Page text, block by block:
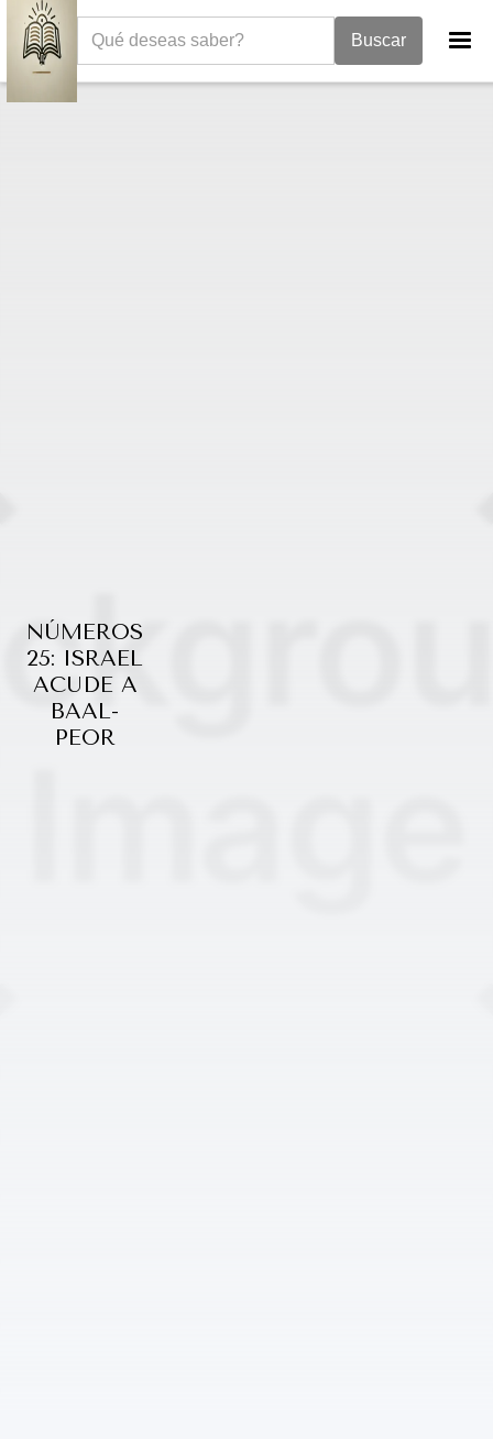
NÚMEROS
25: ISRAEL
ACUDE A
BAAL-
PEOR
La Biblia